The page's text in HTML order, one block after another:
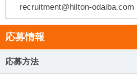
recruitment@hilton-odaiba.com
応募情報
応募方法